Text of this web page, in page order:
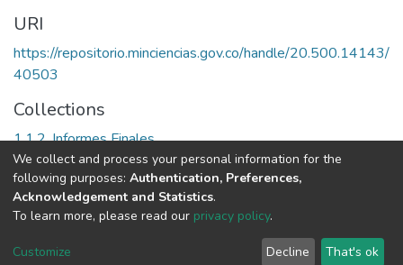
URI
https://repositorio.minciencias.gov.co/handle/20.500.14143/
40503
Collections
1.1.2. Informes Finales
Full item page
DSpace software copyright © 2002-2026
Cookie
End User
Send
We collect and process your personal information for the
following purposes: Authentication, Preferences,
Acknowledgement and Statistics.
To learn more, please read our privacy policy.
Customize Decline That's ok